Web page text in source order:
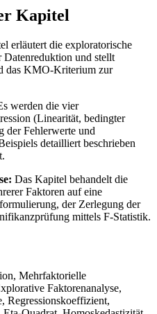
Kapitel
erläutert die exploratorische
Datenreduktion und stellt
das KMO-Kriterium zur
werden die vier
(Linearität, bedingter
der Fehlerwerte und
detailliert beschrieben
Das Kapitel behandelt die
Faktoren auf eine
der Zerlegung der
mittels F-Statistik.
Mehrfaktorielle
Faktorenanalyse,
Regressionskoeffizient,